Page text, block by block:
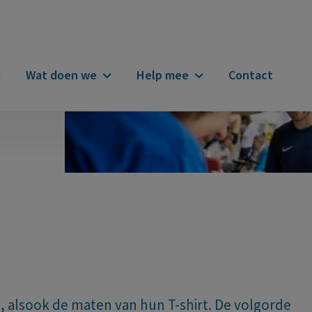
Wat doen we Help mee Contact
de maten van hun T-shirt. De volgorde